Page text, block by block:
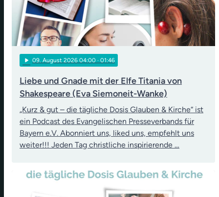
play_arrow 09. August 2026 04:00 · 01:46
Liebe und Gnade mit der Elfe Titania von
Shakespeare (Eva Siemoneit-Wanke)
„Kurz & gut – die tägliche Dosis Glauben & Kirche“ ist
ein Podcast des Evangelischen Presseverbands für
Bayern e.V. Abonniert uns, liked uns, empfehlt uns
weiter!!! Jeden Tag christliche inspirierende …